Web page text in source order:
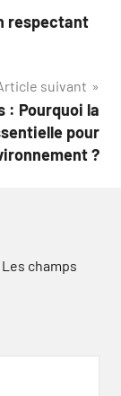
respectant
suivant
: Pourquoi la
pour
?
Les champs